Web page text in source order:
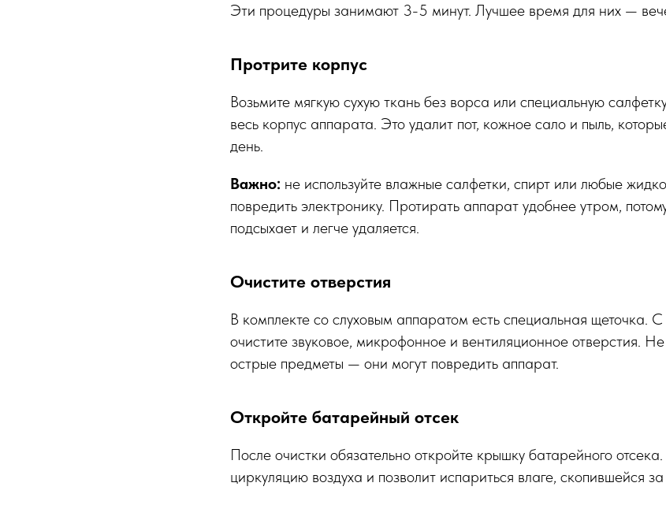
Эти процедуры занимают 3-5 минут. Лучшее время для них —
Протрите корпус
Возьмите мягкую сухую ткань без ворса или специальную
весь корпус аппарата. Это удалит пот, кожное сало и пыль,
день.
Важно: не используйте влажные салфетки, спирт или любые
повредить электронику. Протирать аппарат удобнее утром,
подсыхает и легче удаляется.
Очистите отверстия
В комплекте со слуховым аппаратом есть специальная щеточка.
очистите звуковое, микрофонное и вентиляционное отверстия. Не
острые предметы — они могут повредить аппарат.
Откройте батарейный отсек
После очистки обязательно откройте крышку батарейного
циркуляцию воздуха и позволит испариться влаге, скопившейся